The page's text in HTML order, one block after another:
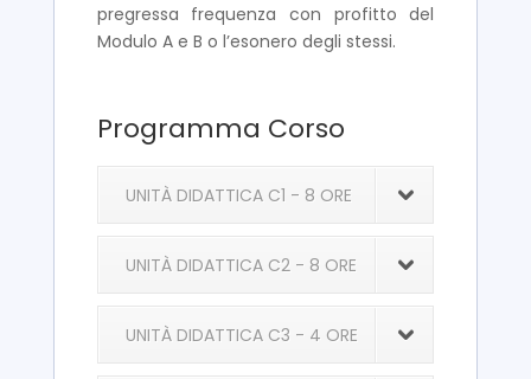
pregressa frequenza con profitto del
Modulo A e B o l’esonero degli stessi.
Programma Corso
UNITÀ DIDATTICA C1 - 8 ORE
UNITÀ DIDATTICA C2 - 8 ORE
UNITÀ DIDATTICA C3 - 4 ORE